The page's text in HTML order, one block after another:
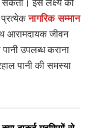
सकता। इस लक्ष्य को
प्रत्येकनागरिक सम्मान
आरामदायक जीवन
उपलब्ध कराना
पानी की समस्या